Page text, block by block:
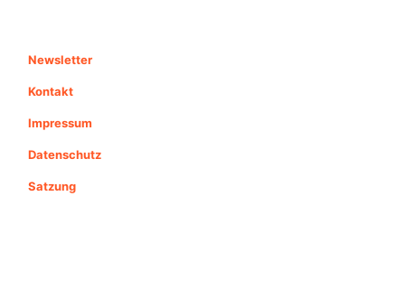
Newsletter
Kontakt
Impressum
Datenschutz
Satzung